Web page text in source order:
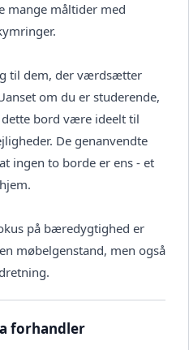
mange måltider med
til dem, der værdsætter
om du er studerende,
bord være ideelt til
De genanvendte
ingen to borde er ens - et
på bæredygtighed er
møbelgenstand, men også
forhandler